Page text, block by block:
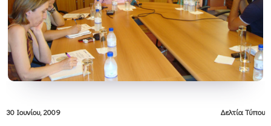
30 Ιουνίου, 2009 Δελτία Τύπου